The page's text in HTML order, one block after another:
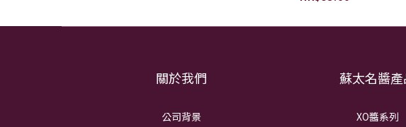
關於我們
公司背景
蘇太名醬產
XO醬系列